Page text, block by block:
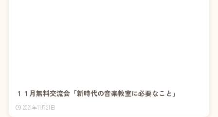
１１月無料交流会「新時代の音楽教室に必要なこと」
2021年11月21日